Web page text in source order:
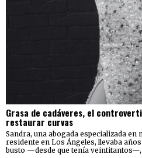
Grasa de cadáveres, el
restaurar curvas
Sandra, una abogada especializada
residente en Los Ángeles, llevaba
busto —desde que tenía